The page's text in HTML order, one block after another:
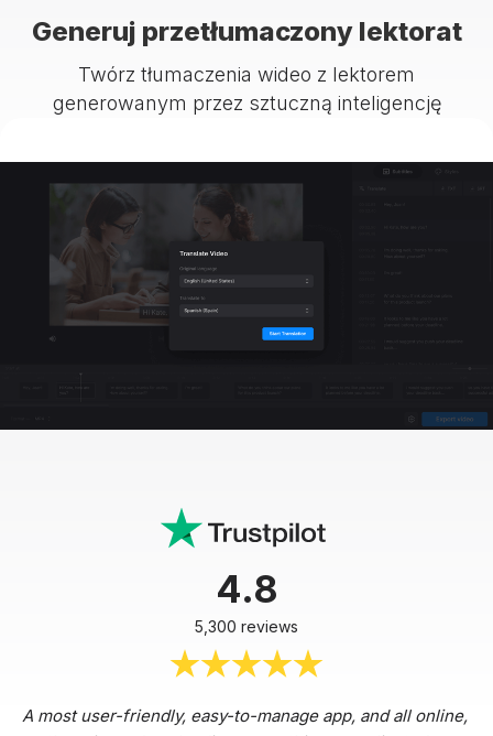
Generuj przetłumaczony lektorat
Twórz tłumaczenia wideo z lektorem
generowanym przez sztuczną inteligencję
4.8
5,300 reviews
A most user-friendly, easy-to-manage app, and all online,